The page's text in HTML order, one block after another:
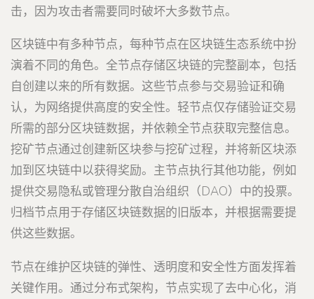
击，因为攻击者需要同时破坏大多数节点。
区块链中有多种节点，每种节点在区块链生态系统中扮
演着不同的角色。全节点存储区块链的完整副本，包括
自创建以来的所有数据。这些节点参与交易验证和确
认，为网络提供高度的安全性。轻节点仅存储验证交易
所需的部分区块链数据，并依赖全节点获取完整信息。
挖矿节点通过创建新区块参与挖矿过程，并将新区块添
加到区块链中以获得奖励。主节点执行其他功能，例如
提供交易隐私或管理分散自治组织（DAO）中的投票。
归档节点用于存储区块链数据的旧版本，并根据需要提
供这些数据。
节点在维护区块链的弹性、透明度和安全性方面发挥着
关键作用。通过分布式架构，节点实现了去中心化，消